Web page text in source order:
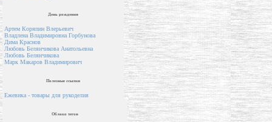
День рождения
Артем Коряпин Влерьевич
Владлена Владимировна Горбунова
Дима Краснов
Любовь Белянчикова Анатольевна
Любовь Белянчикова
Марк Макаров Владимирович
Полезные ссылки
Ежевика - товары для рукоделия
Облако тегов